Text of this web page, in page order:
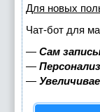
Для новых
Чат-бот для
— Сам
—
—